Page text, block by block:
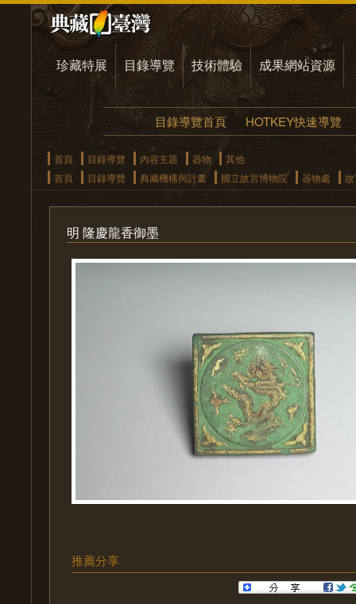
珍藏特展 目錄導覽 技術體驗 成果網站資源
目錄導覽首頁 HOTKEY快速導覽
首頁 目錄導覽 內容主題 器物
其他
首頁
目錄導覽 典藏機構與計畫 國立故宮博物院 器物處
明 隆慶龍香御墨
推薦分享